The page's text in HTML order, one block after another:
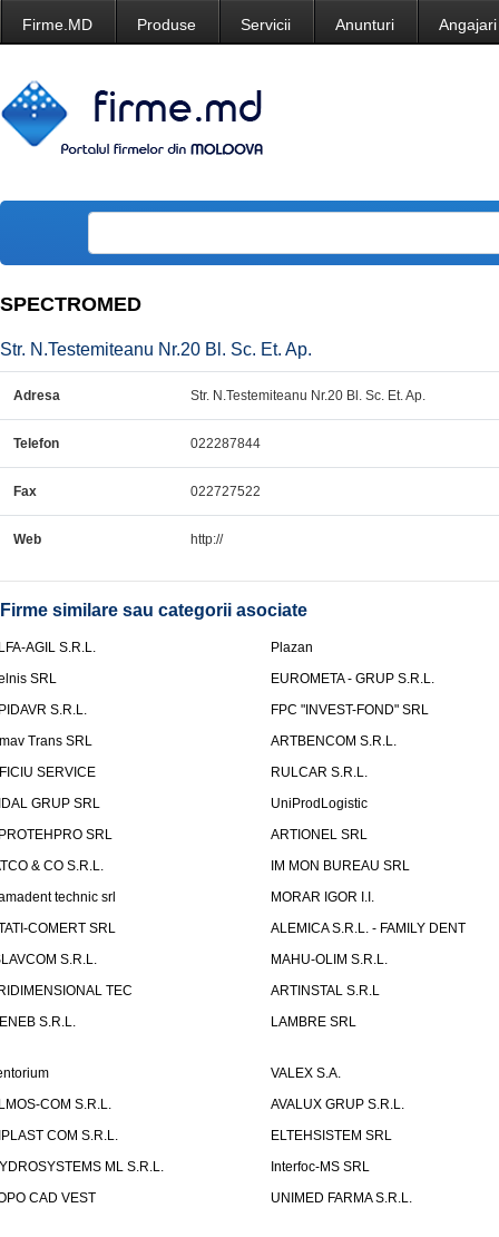
Firme.MD Produse Servicii Anunturi Angajari
SPECTROMED
Str. N.Testemiteanu Nr.20 Bl. Sc. Et. Ap.
Adresa Str. N.Testemiteanu Nr.20 Bl. Sc. Et. Ap.
Telefon 022287844
Fax 022727522
Web http://
Firme similare sau categorii asociate
AGIL S.R.L.
Plazan
SRL
EUROMETA - GRUP S.R.L.
S.R.L.
FPC "INVEST-FOND" SRL
Trans SRL
ARTBENCOM S.R.L.
SERVICE
RULCAR S.R.L.
GRUP SRL
UniProdLogistic
SRL
ARTIONEL SRL
& CO S.R.L.
IM MON BUREAU SRL
technic srl
MORAR IGOR I.I.
COMERT SRL
ALEMICA S.R.L. - FAMILY DENT
S.R.L.
MAHU-OLIM S.R.L.
TEC
ARTINSTAL S.R.L
S.R.L.
LAMBRE SRL
VALEX S.A.
COM S.R.L.
AVALUX GRUP S.R.L.
COM S.R.L.
ELTEHSISTEM SRL
ML S.R.L.
Interfoc-MS SRL
CAD VEST
UNIMED FARMA S.R.L.